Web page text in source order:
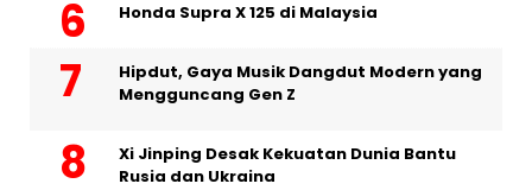
Honda Supra X 125 di Malaysia
Hipdut, Gaya Musik Dangdut Modern yang
Mengguncang Gen Z
Xi Jinping Desak Kekuatan Dunia Bantu
Rusia dan Ukraina